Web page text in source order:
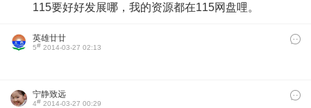
115要好好发展哪，我的资源都在115网盘哩。​
英雄廿廿
5# 2014-03-27 02:13
宁静致远
4# 2014-03-27 00:29